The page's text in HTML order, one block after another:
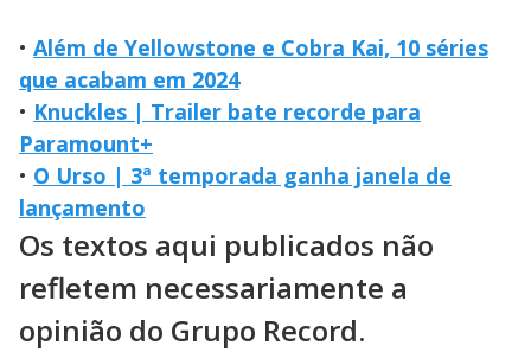
• Além de Yellowstone e Cobra Kai, 10 séries
que acabam em 2024
• Knuckles | Trailer bate recorde para
Paramount+
• O Urso | 3ª temporada ganha janela de
lançamento
Os textos aqui publicados não
refletem necessariamente a
opinião do Grupo Record.